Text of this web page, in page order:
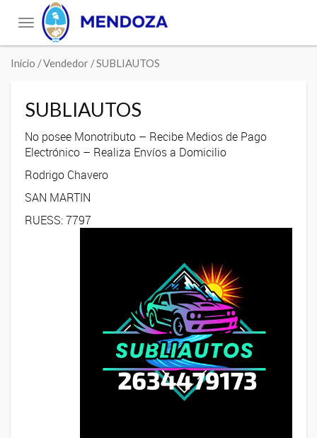
Toggle
navigation
Inicio / Vendedor / SUBLIAUTOS
SUBLIAUTOS
No posee Monotributo – Recibe Medios de Pago
Electrónico – Realiza Envíos a Domicilio
Rodrigo Chavero
SAN MARTIN
RUESS: 7797